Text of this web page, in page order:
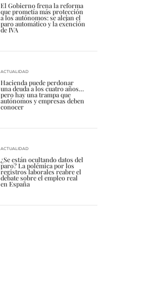
El Gobierno frena la reforma
que prometía más protección
a los autónomos: se alejan el
paro automático y la exención
de IVA
Hacienda puede perdonar
una deuda a los cuatro años…
pero hay una trampa que
autónomos y empresas deben
conocer
ACTUALIDAD
¿Se están ocultando datos del
paro? La polémica por los
registros laborales reabre el
debate sobre el empleo real
en España
ACTUALIDAD